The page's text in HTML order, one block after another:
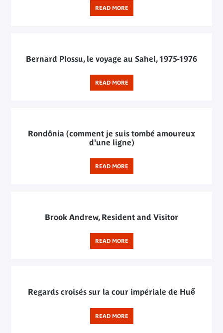
READ MORE
Bernard Plossu, le voyage au Sahel, 1975-1976
READ MORE
Rondônia (comment je suis tombé amoureux
d'une ligne)
READ MORE
Brook Andrew, Resident and Visitor
READ MORE
Regards croisés sur la cour impériale de Huế
READ MORE